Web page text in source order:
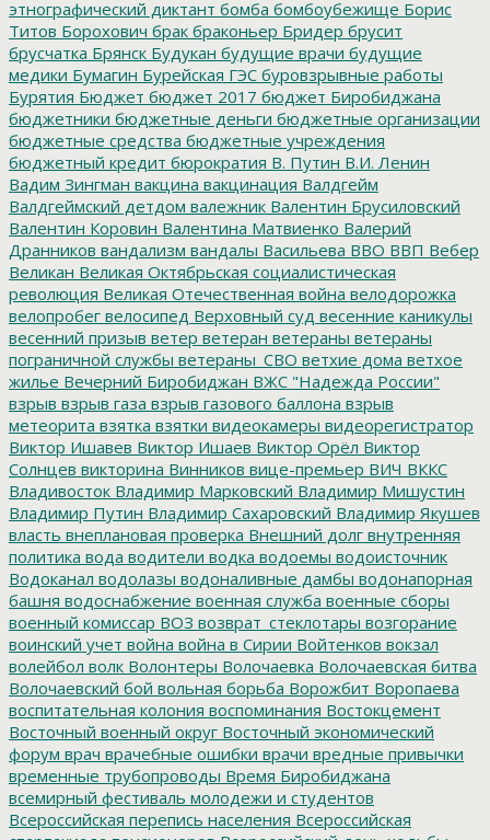
этнографический диктант бомба бомбоубежище Борис
Титов Борохович брак браконьер Бридер брусит
брусчатка Брянск Будукан будущие врачи будущие
медики Бумагин Бурейская ГЭС буровзрывные работы
Бурятия Бюджет бюджет 2017 бюджет Биробиджана
бюджетники бюджетные деньги бюджетные организации
бюджетные средства бюджетные учреждения
бюджетный кредит бюрократия В. Путин В.И. Ленин
Вадим Зингман вакцина вакцинация Валдгейм
Валдгеймский детдом валежник Валентин Брусиловский
Валентин Коровин Валентина Матвиенко Валерий
Дранников вандализм вандалы Васильева ВВО ВВП Вебер
Великан Великая Октябрьская социалистическая
революция Великая Отечественная война велодорожка
велопробег велосипед Верховный суд весенние каникулы
весенний призыв ветер ветеран ветераны ветераны
пограничной службы ветераны_СВО ветхие дома ветхое
жилье Вечерний Биробиджан ВЖС "Надежда России"
взрыв взрыв газа взрыв газового баллона взрыв
метеорита взятка взятки видеокамеры видеорегистратор
Виктор Ишавев Виктор Ишаев Виктор Орёл Виктор
Солнцев викторина Винников вице-премьер ВИЧ ВККС
Владивосток Владимир Марковский Владимир Мишустин
Владимир Путин Владимир Сахаровский Владимир Якушев
власть внеплановая проверка Внешний долг внутренняя
политика вода водители водка водоемы водоисточник
Водоканал водолазы водоналивные дамбы водонапорная
башня водоснабжение военная служба военные сборы
военный комиссар ВОЗ возврат_стеклотары возгорание
воинский учет война война в Сирии Войтенков вокзал
волейбол волк Волонтеры Волочаевка Волочаевская битва
Волочаевский бой вольная борьба Ворожбит Воропаева
воспитательная колония воспоминания Востокцемент
Восточный военный округ Восточный экономический
форум врач врачебные ошибки врачи вредные привычки
временные трубопроводы Время Биробиджана
всемирный фестиваль молодежи и студентов
Всероссийская перепись населения Всероссийская